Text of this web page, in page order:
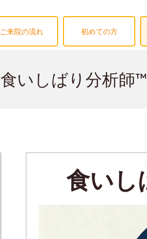
ご来院の流れ 初めての方
食いしばり分析師
食いし